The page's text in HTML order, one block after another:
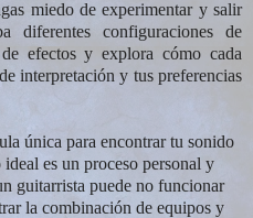
miedo de experimentar y salir
diferentes configuraciones de
efectos y explora cómo cada
interpretación y tus preferencias
única para encontrar tu sonido
es un proceso personal y
guitarrista puede no funcionar
la combinación de equipos y